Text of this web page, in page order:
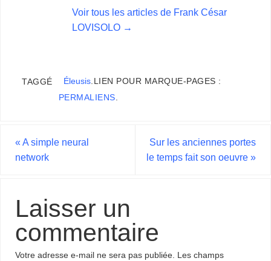
Voir tous les articles de Frank César
LOVISOLO →
TAGGÉ Éleusis. LIEN POUR MARQUE-PAGES :
PERMALIENS.
« A simple neural
network
Sur les anciennes portes
le temps fait son oeuvre »
Laisser un
commentaire
Votre adresse e-mail ne sera pas publiée. Les champs